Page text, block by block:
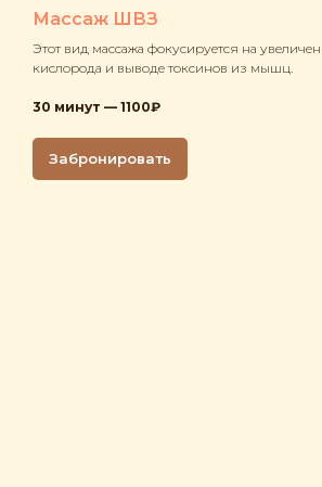
Массаж ШВЗ
Этот вид массажа фокусируется на
кислорода и выводе токсинов из мышц.
30 минут — 1100₽
Забронировать